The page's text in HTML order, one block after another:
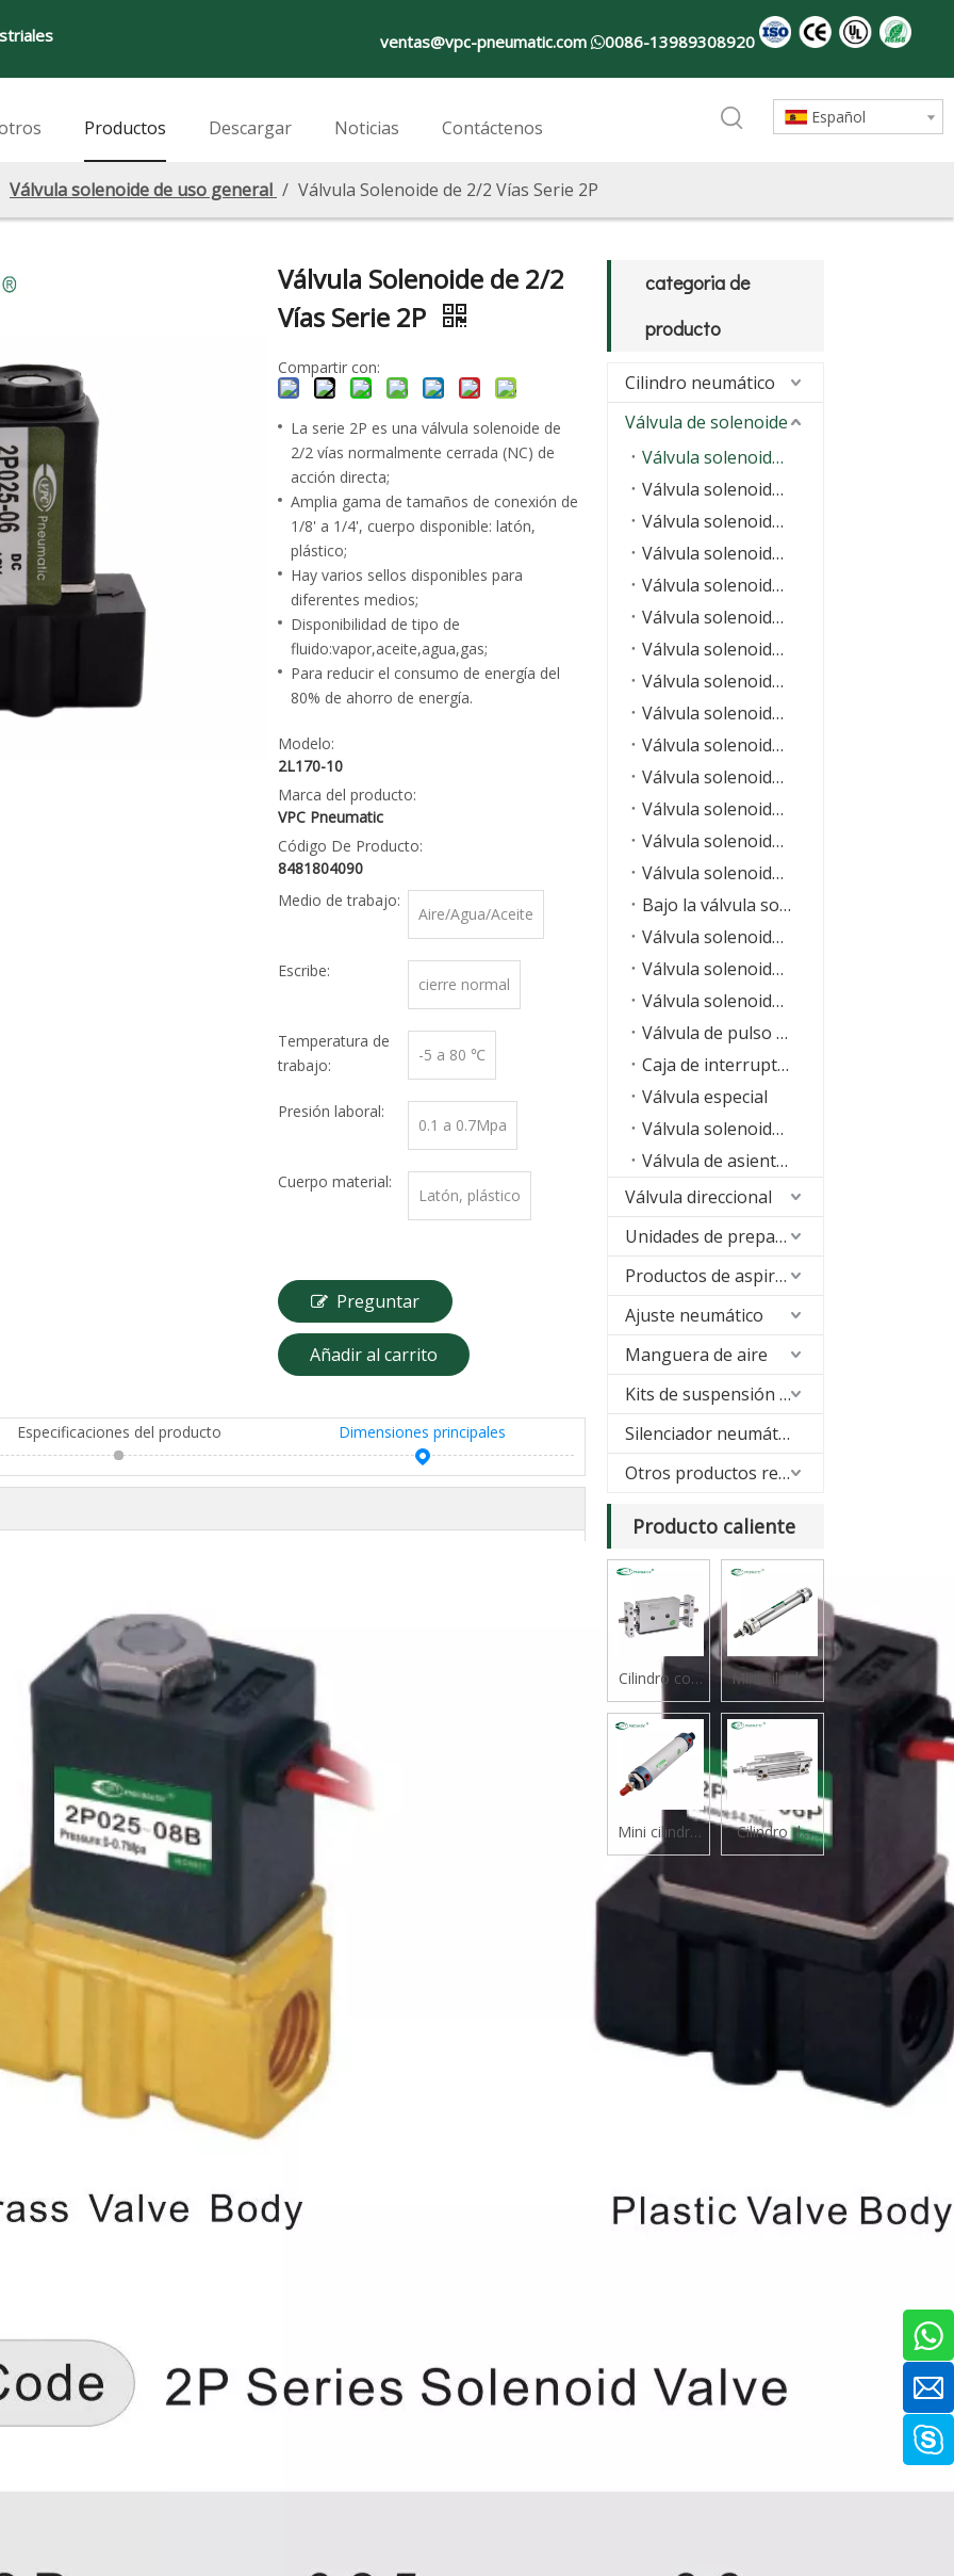
ventas@vpc-pneumatic.com 0086-13989308920
Productos Descargar Noticias Contáctenos Español
Válvula solenoide de uso general / Válvula Solenoide de 2/2 Vías Serie 2P
Válvula Solenoide de 2/2
Vías Serie 2P
Compartir con:
La serie 2P es una válvula solenoide de
2/2 vías normalmente cerrada (NC) de
acción directa;
Amplia gama de tamaños de conexión de
1/8' a 1/4', cuerpo disponible: latón,
plástico;
Hay varios sellos disponibles para
diferentes medios;
Disponibilidad de tipo de
fluido:vapor,aceite,agua,gas;
Para reducir el consumo de energía del
80% de ahorro de energía.
Modelo:
2L170-10
Marca del producto:
VPC Pneumatic
Código De Producto:
8481804090
Medio de trabajo:
Aire/Agua/Aceite
Escribe:
cierre normal
Temperatura de
trabajo:
-5 a 80 ℃
Presión laboral:
0.1 a 0.7Mpa
Cuerpo material:
Latón, plástico
Preguntar
Añadir al carrito
Especificaciones del producto Dimensiones principales
categoria de
producto
Cilindro neumático
Válvula de solenoide
Válvula solenoide de uso general
Válvula solenoide operada por el piloto
Válvula solenoide de acción directa
Válvula solenoide de alta presión
Válvula solenoide de alta temperatura
Válvula solenoide en miniatura
Válvula solenoide compacta serie VPC
Válvula solenoide de diafragma piloto de acero inoxidable serie VPCS
Válvula solenoide serie PU225
Válvula solenoide serie 2SP
Válvula solenoide serie 2L
Válvula solenoide de acero inoxidable serie 2S
Válvula solenoide serie 2P
Válvula solenoide serie 2Q
Bajo la válvula solenoide de agua
Válvula solenoide serie VX
Válvula solenoide de acero inoxidable para alta temperatura serie SLH
Válvula solenoide de máquina RO
Válvula de pulso del colector de polvo
Caja de interruptores de límite
Válvula especial
Válvula solenoide de alta frecuencia
Válvula de asiento de ángulo
Válvula direccional
Unidades de preparación de aire (FRL)
Productos de aspiración
Ajuste neumático
Manguera de aire
Kits de suspensión neumática
Silenciador neumático
Otros productos relacionados
Producto caliente
Cilindro con
cojinete
deslizante
tipo varilla
doble serie
STM
Mini cilindro
serie CJ2B
Mini cilindro
de aluminio
serie Mal
Cilindro de
vástago
estándar de
doble efecto
serie